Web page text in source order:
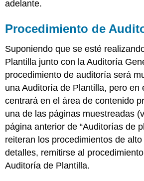
adelante.
Procedimiento de
Suponiendo que se esté
Plantilla junto con la Auditoría
procedimiento de auditoría será
una Auditoría de Plantilla, pero en
centrará en el área de contenido
una de las páginas muestreadas
página anterior de “Auditorías de
reiteran los procedimientos de
detalles, remitirse al
Auditoría de Plantilla.